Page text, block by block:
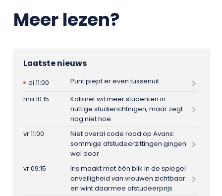
Meer lezen?
Laatste nieuws
di 11:00
Punt piept er even tussenuit
ma 10:15
Kabinet wil meer studenten in
nuttige studierichtingen, maar zegt
nog niet hoe
vr 11:00
Niet overal code rood op Avans:
sommige afstudeerzittingen gingen
wel door
vr 09:15
Iris maakt met één blik in de spiegel
onveiligheid van vrouwen zichtbaar
en wint daarmee afstudeerprijs